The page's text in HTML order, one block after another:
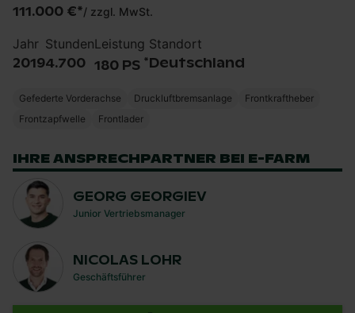
111.000 €*/ zzgl. MwSt.
Jahr
2019
Stunden
4.700
Leistung
180 PS *
Standort
Deutschland
Gefederte Vorderachse Druckluftbremsanlage
Frontkraftheber
Frontzapfwelle
Frontlader
IHRE ANSPRECHPARTNER BEI E-FARM
GEORG GEORGIEV
Junior Vertriebsmanager
NICOLAS LOHR
Geschäftsführer